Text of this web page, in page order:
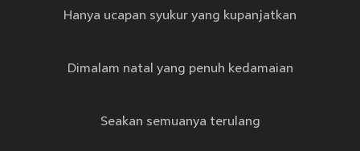
Hanya ucapan syukur yang kupanjatkan
Dimalam natal yang penuh kedamaian
Seakan semuanya terulang